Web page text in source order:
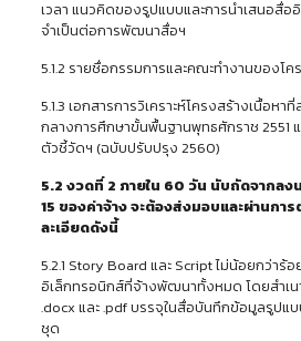
เวลา แนวคิดของรูปแบบและการนำเสนอสื่อ
จำเป็นต่อการพัฒนาสื่อฯ
5.1.2 รายชื่อกรรมการและคณะทำงานของโค
5.1.3 เอกสารการวิเคราะห์โครงสร้างเนื้อ
กลางการศึกษาขั้นพื้นฐานพุทธศักราช 2551
ตัวชี้วัดฯ (ฉบับปรับปรุง 2560)
5.2 งวดที่ 2 ภายใน 60 วัน นับถัดจากล
15 ของค่าจ้าง จะต้องส่งมอบและผ่านกา
ละเอียดดังนี้
5.2.1 Story Board และ Script ไม่น้อยกว่าร้
อิเล็กทรอนิกส์ที่จ้างพัฒนาทั้งหมด โดยสำเน
.docx และ .pdf บรรจุในสื่อบันทึกข้อมูลรูปแ
ชุด